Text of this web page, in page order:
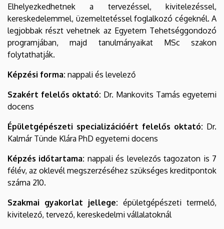
Elhelyezkedhetnek a tervezéssel, kivitelezéssel,
kereskedelemmel, üzemeltetéssel foglalkozó cégeknél. A
legjobbak részt vehetnek az Egyetem Tehetséggondozó
programjában, majd tanulmányaikat MSc szakon
folytathatják.
Képzési forma: nappali és levelező
Szakért felelős oktató: Dr. Mankovits Tamás egyetemi
docens
Épületgépészeti specializációért felelős oktató: Dr.
Kalmár Tünde Klára PhD egyetemi docens
Képzés időtartama: nappali és levelezős tagozaton is 7
félév, az oklevél megszerzéséhez szükséges kreditpontok
száma 210.
Szakmai gyakorlat jellege: épületgépészeti termelő,
kivitelező, tervező, kereskedelmi vállalatoknál